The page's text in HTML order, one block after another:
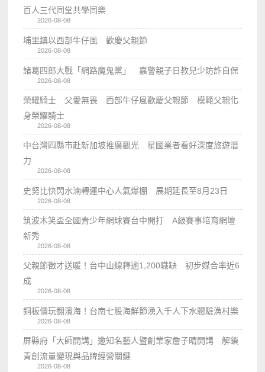
百人三代同堂共學同樂
2026-08-08
埔里鎮以西部牛仔風 歡慶父親節
2026-08-08
諸葛四郎大戰「網路魔鬼黨」 嘉警親子日教兒少防詐自保
2026-08-08
榮耀騎士 父愛無畏 西部牛仔風歡慶父親節 模範父親化
身榮耀騎士
2026-08-08
中台灣四縣市赴新加坡推廣觀光 星國業者看好深度旅遊潛
力
2026-08-08
史努比快閃水湳轉運中心人氣爆棚 展期延長至8月23日
2026-08-08
筑波木笑盃全國青少年網球賽台中開打 A級賽事培育網壇
新秀
2026-08-08
父親節徵才送暖！台中山線釋逾1,200職缺 初步媒合率近6
成
2026-08-08
銅板價玩翻濱海！台南七股海鮮節湧入千人下水體驗漁村樂
2026-08-08
屏縣府「大師開講」邀知名藝人暨創業家詹子晴開講 解鎖
青創流量變現與品牌經營關鍵
2026-08-08